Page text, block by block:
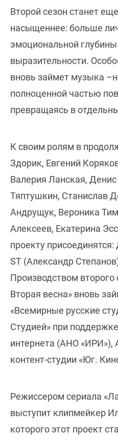
Второй сезон станет
насыщеннее: больше
эмоциональной глубины
выразительности.
вновь займет музыка
полноценной частью
превращаясь в
К своим ролям в
Здорик, Евгений
Валерия Ланская,
Тяптушкин, Станислав
Андрущук, Вероника
Алексеев, Екатерина
проекту
ST (Александр
Производством
Вторая весна» вновь
«Всемирные русские
Студией» при
интернета (АНО «ИРИ»),
контент-студии «Юг.
Режиссером сериала
выступит клипмейкер
которого этот проект